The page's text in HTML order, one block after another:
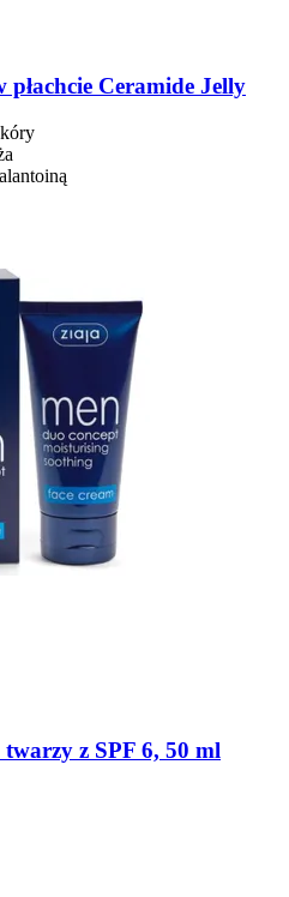
płachcie Ceramide Jelly
z SPF 6, 50 ml